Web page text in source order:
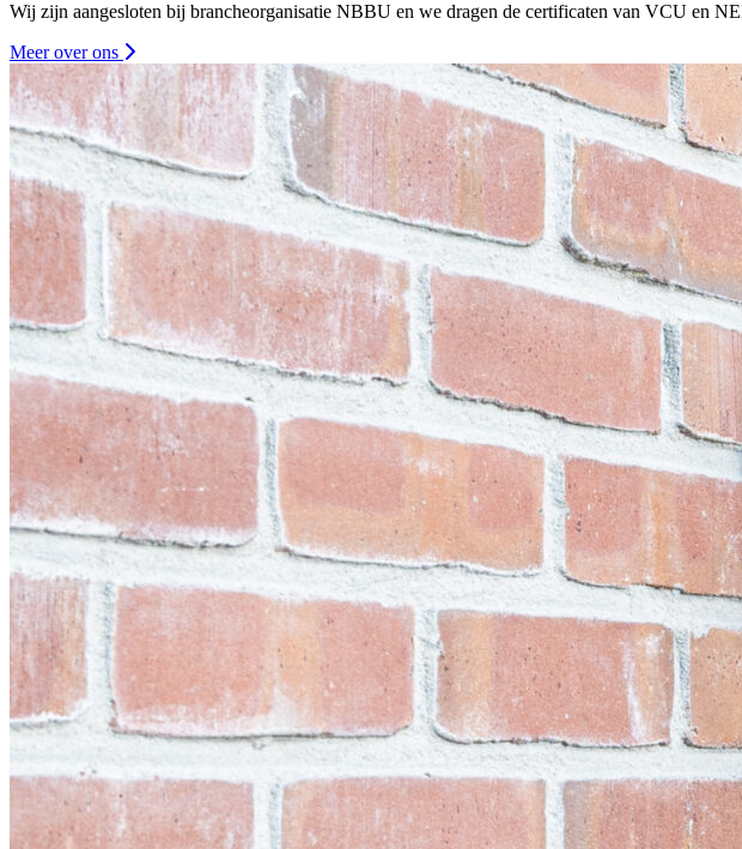
Wij zijn aangesloten bij brancheorganisatie NBBU en we dragen de certificaten van VCU en
Meer over ons